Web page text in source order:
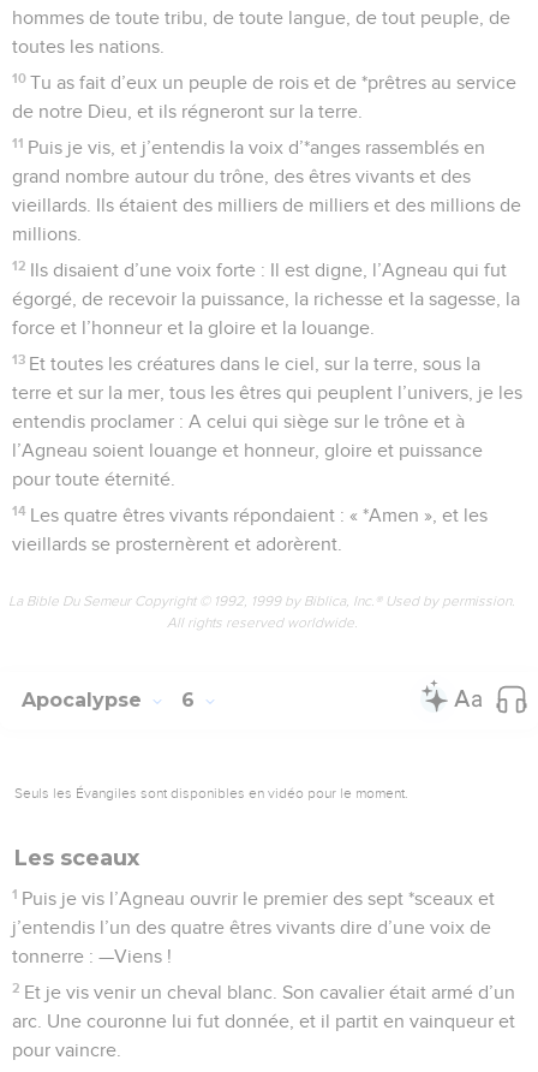
hommes de toute tribu, de toute langue, de tout peuple, de
toutes les nations.
10 Tu as fait d’eux un peuple de rois et de *prêtres au service
de notre Dieu, et ils régneront sur la terre.
11 Puis je vis, et j’entendis la voix d’*anges rassemblés en
grand nombre autour du trône, des êtres vivants et des
vieillards. Ils étaient des milliers de milliers et des millions de
millions.
12 Ils disaient d’une voix forte : Il est digne, l’Agneau qui fut
égorgé, de recevoir la puissance, la richesse et la sagesse, la
force et l’honneur et la gloire et la louange.
13 Et toutes les créatures dans le ciel, sur la terre, sous la
terre et sur la mer, tous les êtres qui peuplent l’univers, je les
entendis proclamer : A celui qui siège sur le trône et à
l’Agneau soient louange et honneur, gloire et puissance
pour toute éternité.
14 Les quatre êtres vivants répondaient : « *Amen », et les
vieillards se prosternèrent et adorèrent.
La Bible Du Semeur Copyright © 1992, 1999 by Biblica, Inc.® Used by permission.
All rights reserved worldwide.
Apocalypse 6
Seuls les Évangiles sont disponibles en vidéo pour le moment.
Les sceaux
1 Puis je vis l’Agneau ouvrir le premier des sept *sceaux et
j’entendis l’un des quatre êtres vivants dire d’une voix de
tonnerre : —Viens !
2 Et je vis venir un cheval blanc. Son cavalier était armé d’un
arc. Une couronne lui fut donnée, et il partit en vainqueur et
pour vaincre.